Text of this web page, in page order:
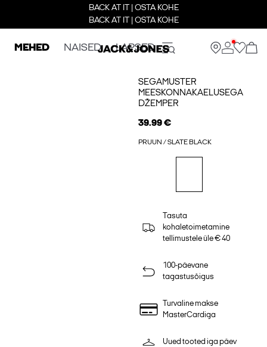
BACK AT IT | OSTA KOHE
BACK AT IT | OSTA KOHE
MEHED NAISED LAPSED
SEGAMUSTER
MEESKONNAKAELUSEGA
DŽEMPER
39.99 €
PRUUN / SLATE BLACK
Tasuta
kohaletoimetamine
tellimustele üle € 40
100-päevane
tagastusõigus
Turvaline makse
MasterCardiga
Uued tooted iga päev